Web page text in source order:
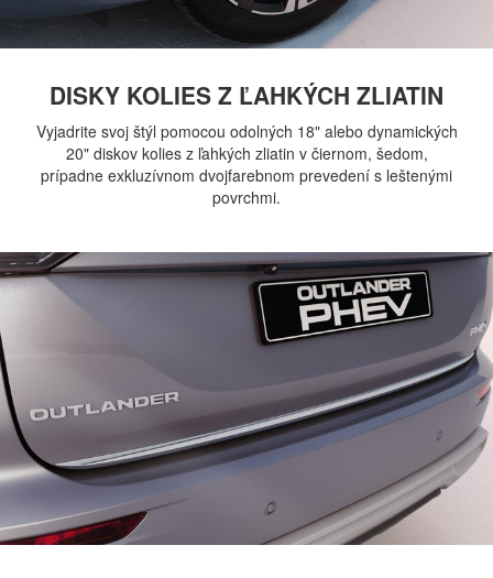
DISKY KOLIES Z ĽAHKÝCH ZLIATIN
Vyjadrite svoj štýl pomocou odolných 18" alebo dynamických
20" diskov kolies z ľahkých zliatin v čiernom, šedom,
prípadne exkluzívnom dvojfarebnom prevedení s leštenými
povrchmi.